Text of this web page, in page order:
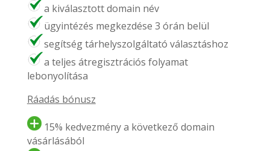
a kiválasztott domain név
ügyintézés megkezdése 3 órán belül
segítség tárhelyszolgáltató választáshoz
a teljes átregisztrációs folyamat
lebonyolítása
Ráadás bónusz
15% kedvezmény a következő domain
vásárlásából